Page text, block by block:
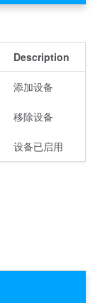
Description
添加设备
移除设备
设备已启用